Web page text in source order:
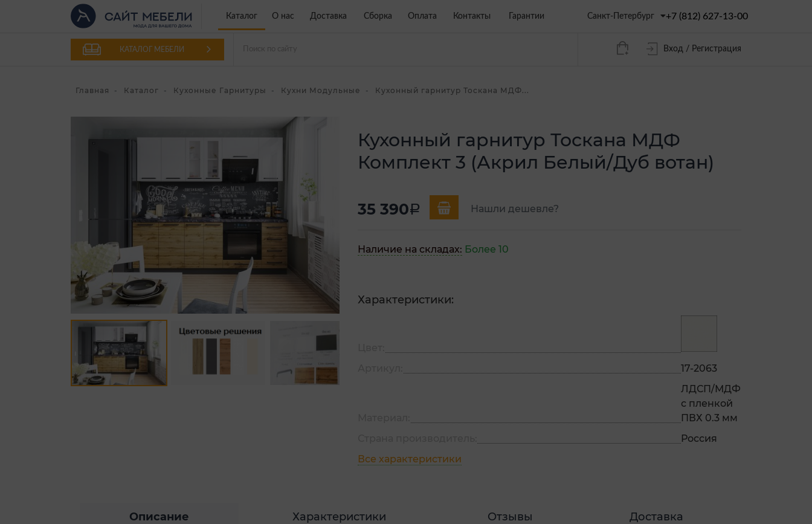
Каталог О нас Доставка Сборка Оплата Контакты Гарантии Санкт-Петербург +7 (812) 627-13-00
КАТАЛОГ МЕБЕЛИ Вход / Регистрация
Главная Каталог Кухонные Гарнитуры Кухни Модульные Кухонный гарнитур Тоскана МДФ...
Кухонный гарнитур Тоскана МДФ
Комплект 3 (Акрил Белый/Дуб вотан)
35 390a Нашли дешевле?
Наличие на складах: Более 10
Характеристики:
17-2063
ЛДСП/МДФ
с пленкой
ПВХ 0.3 мм
Россия
Все характеристики
Описание Характеристики Отзывы Доставка